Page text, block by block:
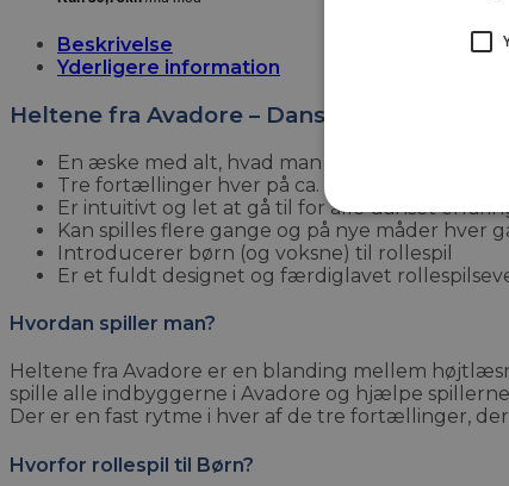
Beskrivelse
Yderligere information
Heltene fra Avadore – Dansk
En æske med alt, hvad man skal bruge til sit
Tre fortællinger hver på ca. 45 minutter
Er intuitivt og let at gå til for alle uanset
Kan spilles flere gange og på nye måder hver
Introducerer børn (og voksne) til rollespil
Er et fuldt designet og færdiglavet
Hvordan spiller man?
Heltene fra Avadore er en blanding mellem
spille alle indbyggerne i Avadore og hjælpe
Der er en fast rytme i hver af de tre fortællinger,
Hvorfor rollespil til Børn?